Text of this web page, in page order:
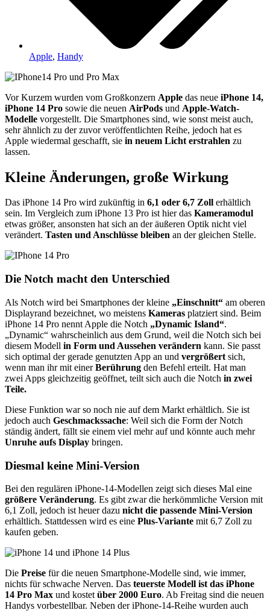
Apple, Handy
Vor Kurzem wurden vom Großkonzern Apple das neue iPhone 14,
iPhone 14 Pro sowie die neuen AirPods und Apple-Watch-
Modelle vorgestellt. Die Smartphones sind, wie sonst meist auch,
sehr ähnlich zu der zuvor veröffentlichten Reihe, jedoch hat es
Apple wiedermal geschafft, sie in neuem Licht erstrahlen zu
lassen.
Kleine Änderungen, große Wirkung
Das iPhone 14 Pro wird zukünftig in 6,1 oder 6,7 Zoll erhältlich
sein. Im Vergleich zum iPhone 13 Pro ist hier das Kameramodul
etwas größer, ansonsten hat sich an der äußeren Optik nicht viel
verändert. Tasten und Anschlüsse bleiben an der gleichen Stelle.
Die Notch macht den Unterschied
Als Notch wird bei Smartphones der kleine „Einschnitt“ am oberen
Displayrand bezeichnet, wo meistens Kameras platziert sind. Beim
iPhone 14 Pro nennt Apple die Notch „Dynamic Island“.
„Dynamic“ wahrscheinlich aus dem Grund, weil die Notch sich bei
diesem Modell in Form und Aussehen verändern kann. Sie passt
sich optimal der gerade genutzten App an und vergrößert sich,
wenn man ihr mit einerBerührung den Befehl erteilt. Hat man
zwei Apps gleichzeitig geöffnet, teilt sich auch die Notch in zwei
Teile.
Diese Funktion war so noch nie auf dem Markt erhältlich. Sie ist
jedoch auch Geschmackssache: Weil sich die Form der Notch
ständig ändert, fällt sie einem viel mehr auf und könnte auch mehr
Unruhe aufs Display bringen.
Diesmal keine Mini-Version
Bei den regulären iPhone-14-Modellen zeigt sich dieses Mal eine
größere Veränderung. Es gibt zwar die herkömmliche Version mit
6,1 Zoll, jedoch ist heuer dazu nicht die passende Mini-Version
erhältlich. Stattdessen wird es eine Plus-Variante mit 6,7 Zoll zu
kaufen geben.
Die Preise für die neuen Smartphone-Modelle sind, wie immer,
nichts für schwache Nerven. Das teuerste Modell ist das iPhone
14 Pro Max und kostet über 2000 Euro. Ab Freitag sind die neuen
Handys vorbestellbar. Neben der iPhone-14-Reihe wurden auch